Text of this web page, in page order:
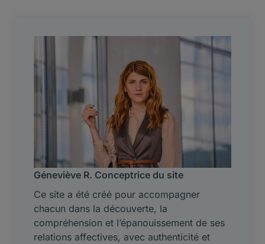
Géneviève R. Conceptrice du site
Ce site a été créé pour accompagner
chacun dans la découverte, la
compréhension et l’épanouissement de ses
relations affectives, avec authenticité et